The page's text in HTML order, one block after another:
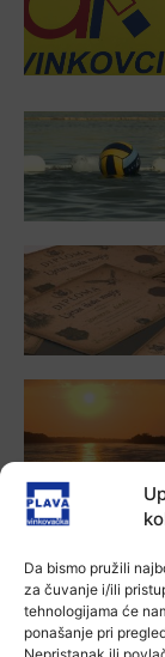
Da bismo pružili
za čuvanje i/ili
tehnologijama će
ponašanje pri
Nepristanak ili
POVEZANE